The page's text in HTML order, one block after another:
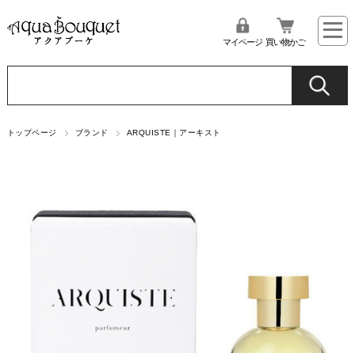
マイページ 買い物かご
トップページ ブランド ARQUISTE｜アーキスト